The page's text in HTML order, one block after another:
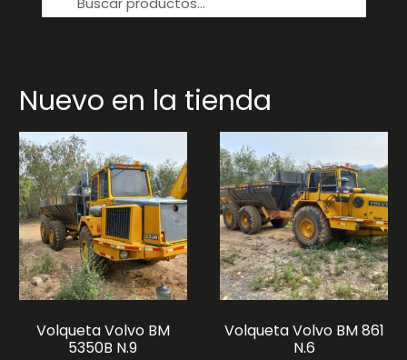
por:
Nuevo en la tienda
Volqueta Volvo BM
5350B N.9
Volqueta Volvo BM 861
N.6